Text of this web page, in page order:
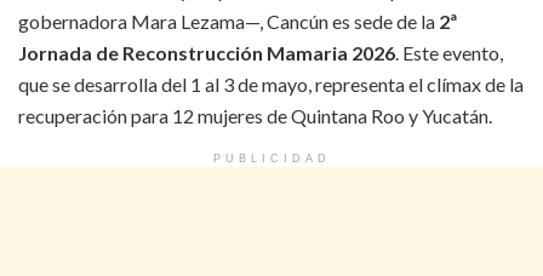
gobernadora Mara Lezama—, Cancún es sede de la 2ª
Jornada de Reconstrucción Mamaria 2026 . Este evento,
que se desarrolla del 1 al 3 de mayo, representa el clímax de la
recuperación para 12 mujeres de Quintana Roo y Yucatán.
PUBLICIDAD